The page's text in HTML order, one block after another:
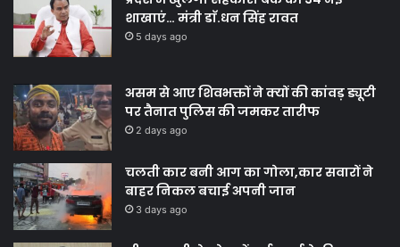
शाखाएं… मंत्री डाॅ.धन सिंह रावत
5 days ago
असम से आए शिवभक्तों ने क्यों की कांवड़ ड्यूटी
पर तैनात पुलिस की जमकर तारीफ
2 days ago
चलती कार बनी आग का गोला,कार सवारों ने
बाहर निकल बचाई अपनी जान
3 days ago